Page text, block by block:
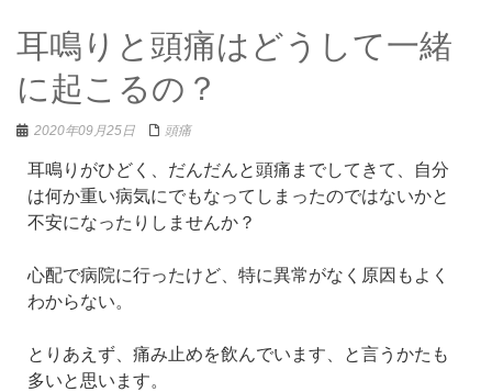
耳鳴りと頭痛はどうして一緒
に起こるの？
2020年09月25日 頭痛
耳鳴りがひどく、だんだんと頭痛までしてきて、自分
は何か重い病気にでもなってしまったのではないかと
不安になったりしませんか？
心配で病院に行ったけど、特に異常がなく原因もよく
わからない。
とりあえず、痛み止めを飲んでいます、と言うかたも
多いと思います。